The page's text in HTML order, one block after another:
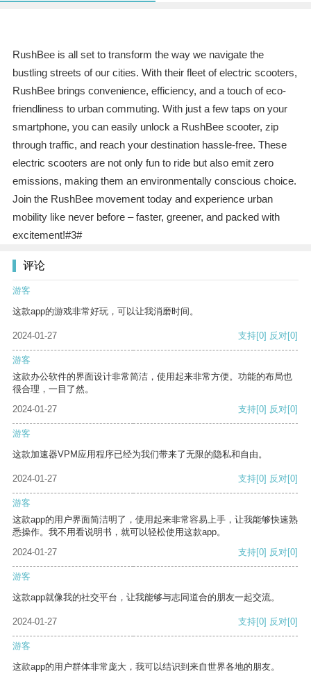
RushBee is all set to transform the way we navigate the
bustling streets of our cities. With their fleet of electric scooters,
RushBee brings convenience, efficiency, and a touch of eco-
friendliness to urban commuting. With just a few taps on your
smartphone, you can easily unlock a RushBee scooter, zip
through traffic, and reach your destination hassle-free. These
electric scooters are not only fun to ride but also emit zero
emissions, making them an environmentally conscious choice.
Join the RushBee movement today and experience urban
mobility like never before – faster, greener, and packed with
excitement!#3#
评论
游客
这款app的游戏非常好玩，可以让我消磨时间。
2024-01-27 支持[0] 反对[0]
游客
这款办公软件的界面设计非常简洁，使用起来非常方便。功能的布局也
很合理，一目了然。
2024-01-27
支持[0] 反对[0]
游客
这款加速器VPM应用程序已经为我们带来了无限的隐私和自由。
2024-01-27 支持[0] 反对[0]
游客
这款app的用户界面简洁明了，使用起来非常容易上手，让我能够快速熟
悉操作。我不用看说明书，就可以轻松使用这款app。
2024-01-27
支持[0] 反对[0]
游客
这款app就像我的社交平台，让我能够与志同道合的朋友一起交流。
2024-01-27 支持[0] 反对[0]
游客
这款app的用户群体非常庞大，我可以结识到来自世界各地的朋友。